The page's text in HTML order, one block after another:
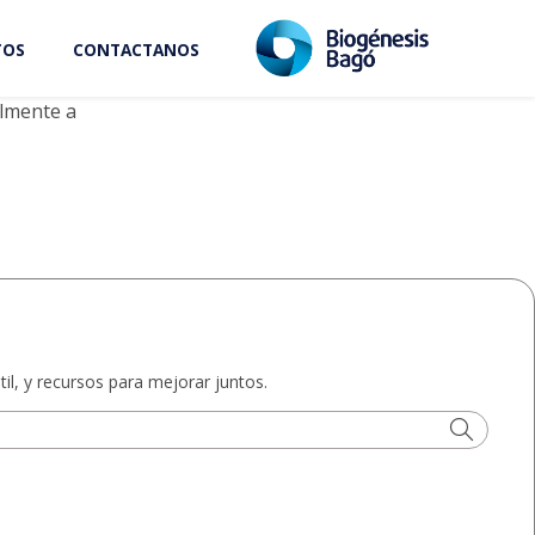
CONTACTANOS
a
Leer más
y recursos para mejorar juntos.